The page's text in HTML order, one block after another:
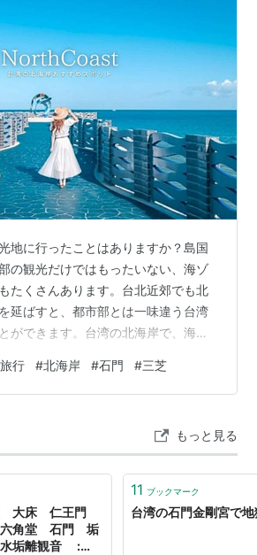
地に行ったことはありますか？島国
の観光だけではもったいない、海ゾ
たくさんあります。台北近郊でも北
延ばすと、都市部とは一味違う台湾
ができます。台湾の北海岸で、海の
」の日本語版姉妹サイト、
り引用しています。 北海岸観光スポ
灣海濱公園 北海岸観光スポット｜石
石門嵩山社區百年石砌梯田 台北市の
三芝、石門、…
行 #北海岸 #石門 #三芝
もっと見る
大床 仁王門
角堂 石門 垢
垢離観音 :
11 ブックマーク
台湾の石門金剛宮で